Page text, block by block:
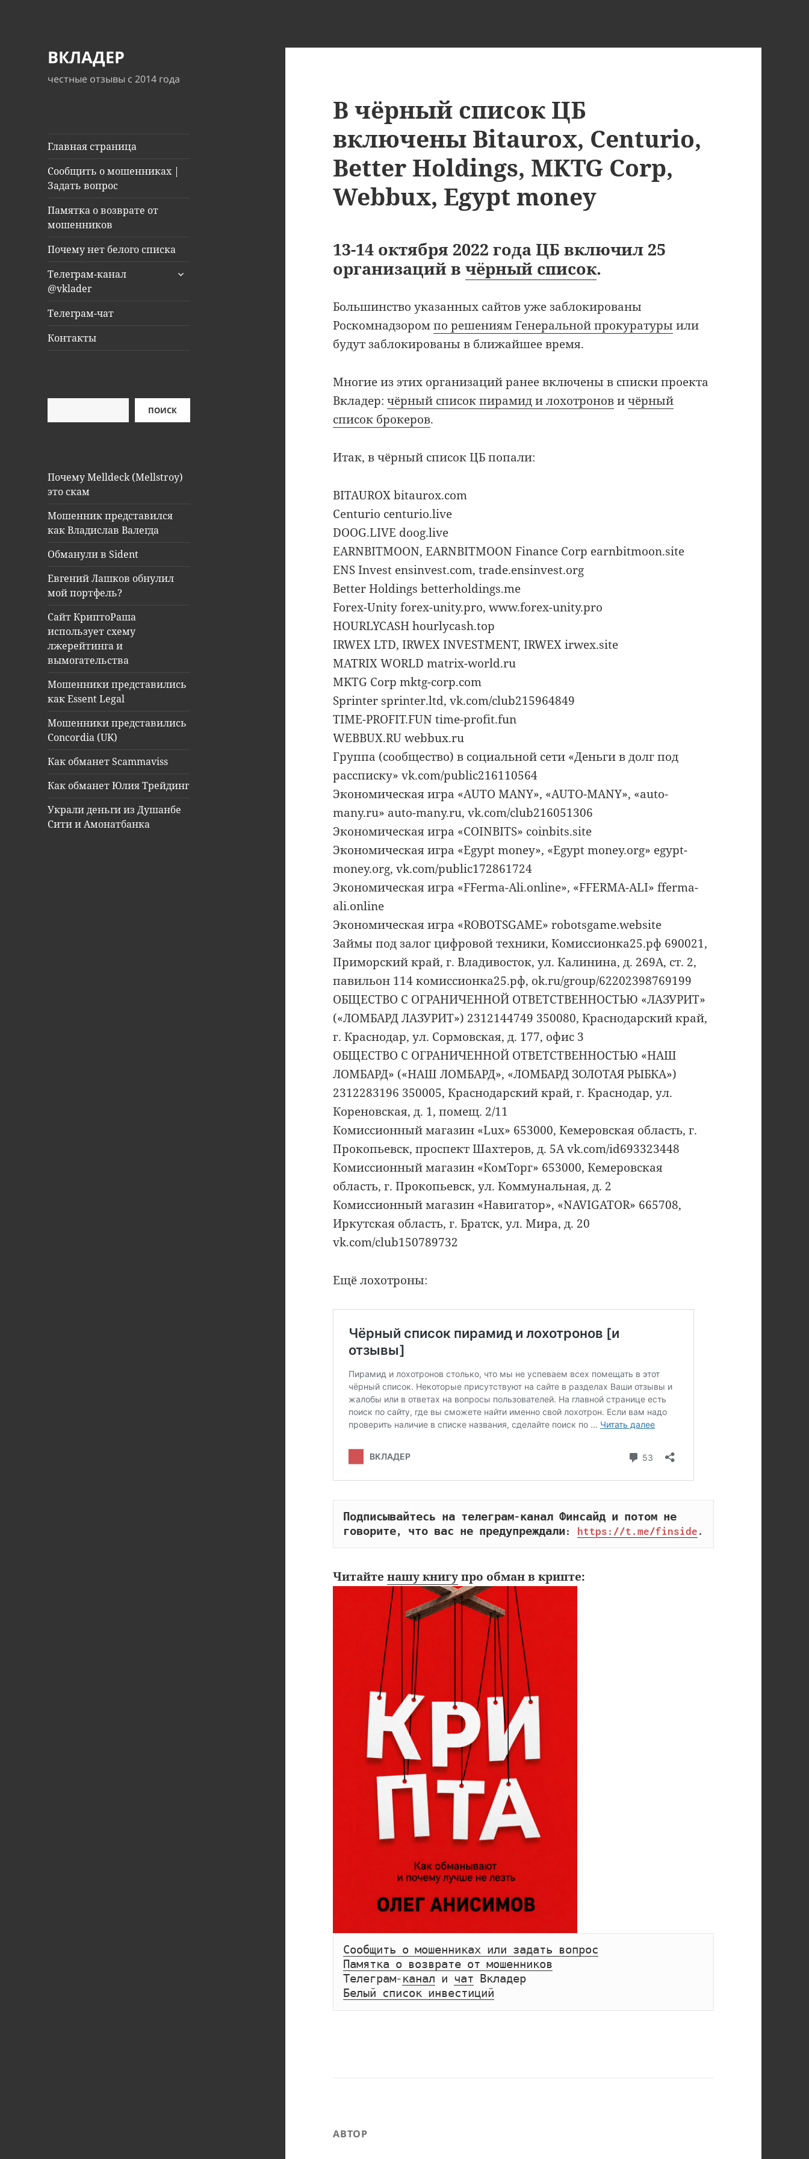
ВКЛАДЕР
честные отзывы с 2014 года
Главная страница
Сообщить о мошенниках |
Задать вопрос
Памятка о возврате от
мошенников
Почему нет белого списка
Телеграм-канал
@vklader
раскрыть
Телеграм-чат
Контакты
ПОИСК
Почему Melldeck (Mellstroy)
это скам
Мошенник представился
как Владислав Валегда
Обманули в Sident
Евгений Лашков обнулил
мой портфель?
Сайт КриптоРаша
использует схему
лжерейтинга и
вымогательства
Мошенники представились
как Essent Legal
Мошенники представились
Concordia (UK)
Как обманет Scammaviss
Как обманет Юлия Трейдинг
Украли деньги из Душанбе
Сити и Амонатбанка
В чёрный список ЦБ
включены Bitaurox, Centurio,
Better Holdings, MKTG Corp,
Webbux, Egypt money
13-14 октября 2022 года ЦБ включил 25
организаций вчёрный список.
Большинство указанных сайтов уже заблокированы
Роскомнадзоромпо решениям Генеральной прокуратуры или
будут заблокированы в ближайшее время.
Многие из этих организаций ранее включены в списки проекта
Вкладер:чёрный список пирамид и лохотроновичёрный
список брокеров.
Итак, в чёрный список ЦБ попали:
BITAUROX bitaurox.com
Centurio centurio.live
DOOG.LIVE doog.live
EARNBITMOON, EARNBITMOON Finance Corp earnbitmoon.site
ENS Invest ensinvest.com, trade.ensinvest.org
Better Holdings betterholdings.me
Forex-Unity forex-unity.pro, www.forex-unity.pro
HOURLYCASH hourlycash.top
IRWEX LTD, IRWEX INVESTMENT, IRWEX irwex.site
MATRIX WORLD matrix-world.ru
MKTG Corp mktg-corp.com
Sprinter sprinter.ltd, vk.com/club215964849
TIME-PROFIT.FUN time-profit.fun
WEBBUX.RU webbux.ru
Группа (сообщество) в социальной сети «Деньги в долг под
рассписку» vk.com/public216110564
Экономическая игра «AUTO MANY», «AUTO-MANY», «auto-
many.ru» auto-many.ru, vk.com/club216051306
Экономическая игра «COINBITS» coinbits.site
Экономическая игра «Egypt money», «Egypt money.org» egypt-
money.org, vk.com/public172861724
Экономическая игра «FFerma-Ali.online», «FFERMA-ALI» fferma-
ali.online
Экономическая игра «ROBOTSGAME» robotsgame.website
Займы под залог цифровой техники, Комиссионка25.рф 690021,
Приморский край, г. Владивосток, ул. Калинина, д. 269А, ст. 2,
павильон 114 комиссионка25.рф, ok.ru/group/62202398769199
ОБЩЕСТВО С ОГРАНИЧЕННОЙ ОТВЕТСТВЕННОСТЬЮ «ЛАЗУРИТ»
(«ЛОМБАРД ЛАЗУРИТ») 2312144749 350080, Краснодарский край,
г. Краснодар, ул. Сормовская, д. 177, офис 3
ОБЩЕСТВО С ОГРАНИЧЕННОЙ ОТВЕТСТВЕННОСТЬЮ «НАШ
ЛОМБАРД» («НАШ ЛОМБАРД», «ЛОМБАРД ЗОЛОТАЯ РЫБКА»)
2312283196 350005, Краснодарский край, г. Краснодар, ул.
Кореновская, д. 1, помещ. 2/11
Комиссионный магазин «Lux» 653000, Кемеровская область, г.
Прокопьевск, проспект Шахтеров, д. 5А vk.com/id693323448
Комиссионный магазин «КомТорг» 653000, Кемеровская
область, г. Прокопьевск, ул. Коммунальная, д. 2
Комиссионный магазин «Навигатор», «NAVIGATOR» 665708,
Иркутская область, г. Братск, ул. Мира, д. 20
vk.com/club150789732
Ещё лохотроны:
Подписывайтесь на телеграм-канал Финсайд и потом не
говорите, что вас не предупреждали:
https://t.me/finside .
Читайтенашу книгупро обман в крипте:
Сообщить о мошенниках или задать вопрос
Памятка о возврате от мошенников
Телеграм- канал и чат
Вкладер
Белый список инвестиций
АВТОР